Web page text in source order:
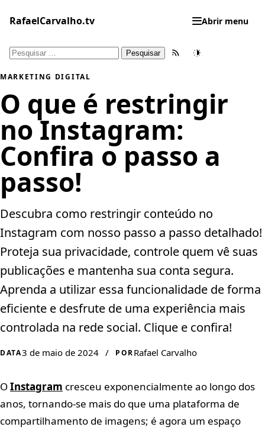
para
conteúdo
RafaelCarvalho.tv Abrir menu
Pesquisar
Feed RSSTema
MARKETING DIGITAL
O que é restringir
no Instagram:
Confira o passo a
passo!
Descubra como restringir conteúdo no
Instagram com nosso passo a passo detalhado!
Proteja sua privacidade, controle quem vê suas
publicações e mantenha sua conta segura.
Aprenda a utilizar essa funcionalidade de forma
eficiente e desfrute de uma experiência mais
controlada na rede social. Clique e confira!
DATA3 de maio de 2024 / PORRafael Carvalho
OInstagram cresceu exponencialmente ao longo dos
anos, tornando-se mais do que uma plataforma de
compartilhamento de imagens; é agora um espaço